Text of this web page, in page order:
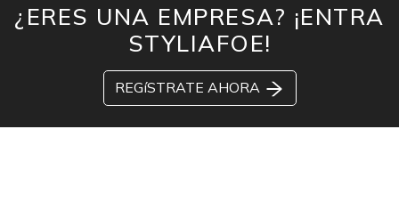
¿ERES UNA EMPRESA? ¡ENTRA
STYLIAFOE!
REGíSTRATE AHORA